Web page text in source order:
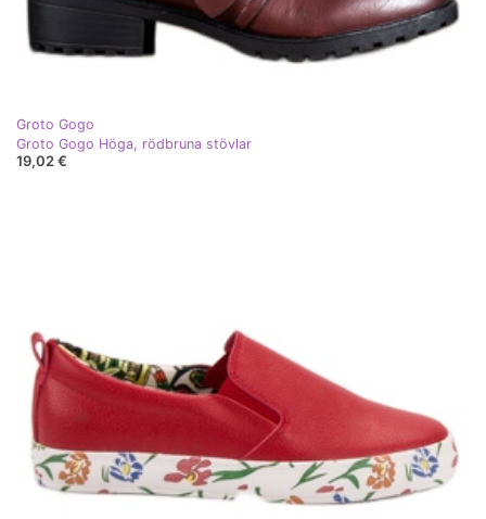
Groto Gogo
Groto Gogo Höga, rödbruna stövlar
19,02 €